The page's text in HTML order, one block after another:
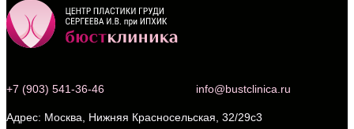
+7 (903) 541-36-46 info@bustclinica.ru
Москва, Нижняя Красносельская, 32/29с3